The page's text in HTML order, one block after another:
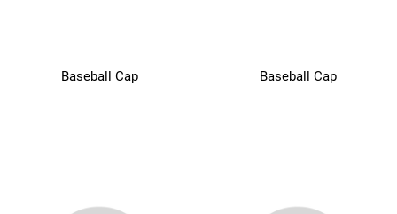
Baseball Cap Baseball Cap